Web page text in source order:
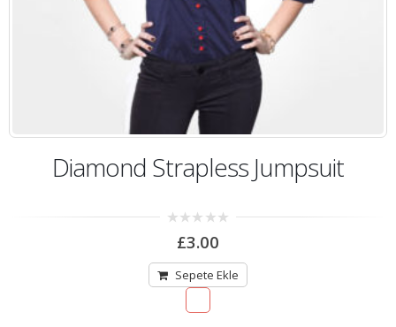
Diamond Strapless Jumpsuit
out£3.00
Sepete Ekle